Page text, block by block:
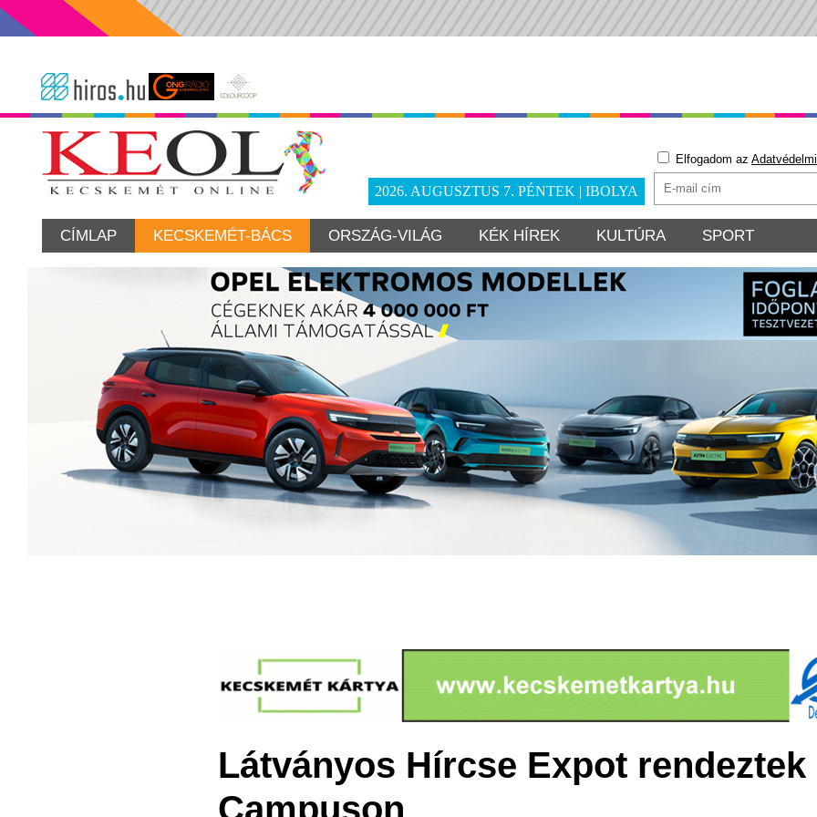
2026. AUGUSZTUS 7. PÉNTEK | IBOLYA
Elfogadom az
CÍMLAP KECSKEMÉT-BÁCS ORSZÁG-VILÁG KÉK HÍREK KULTÚRA SPORT
Látványos Hírcse Expot rendeztek